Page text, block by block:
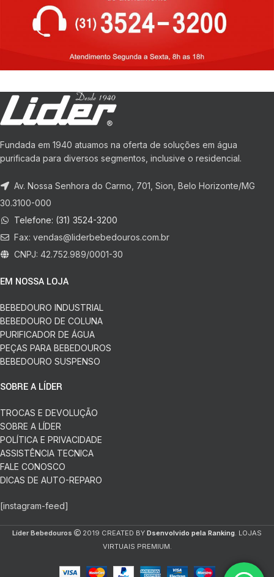
Fundada em 1940 atuamos na oferta de soluções em água
purificada para diversos segmentos, inclusive o residencial.
Av. Nossa Senhora do Carmo, 701, Sion, Belo Horizonte/MG
30.3100-000
Telefone: (31) 3524-3200
Fax: vendas@liderbebedouros.com.br
CNPJ: 42.752.989/0001-30
EM NOSSA LOJA
BEBEDOURO INDUSTRIAL
BEBEDOURO DE COLUNA
PURIFICADOR DE ÁGUA
PEÇAS PARA BEBEDOUROS
BEBEDOURO SUSPENSO
SOBRE A LÍDER
TROCAS E DEVOLUÇÃO
SOBRE A LÍDER
POLÍTICA E PRIVACIDADE
ASSISTÊNCIA TECNICA
FALE CONOSCO
DICAS DE AUTO-REPARO
[instagram-feed]
Líder Bebedouros 2019 CREATED BY Dsenvolvido pela Ranking. LOJAS
VIRTUAIS PREMIUM.